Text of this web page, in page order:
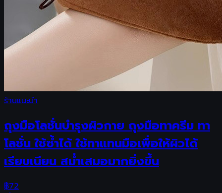
ร้านแนะนำ
ถุงมือโลชั่นบำรุงผิวกาย ถุงมือทาครีม ทา
โลชั่น ใช้ซ้ำได้ ใช้ทาแทนมือเพื่อให้ผิวได้
เรียบเนียน สม่ำเสมอมากยิ่งขึ้น
฿72